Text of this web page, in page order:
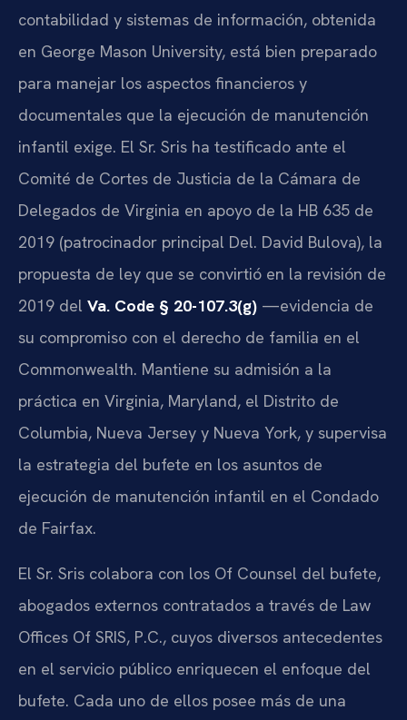
contabilidad y sistemas de información, obtenida
en George Mason University, está bien preparado
para manejar los aspectos financieros y
documentales que la ejecución de manutención
infantil exige. El Sr. Sris ha testificado ante el
Comité de Cortes de Justicia de la Cámara de
Delegados de Virginia en apoyo de la HB 635 de
2019 (patrocinador principal Del. David Bulova), la
propuesta de ley que se convirtió en la revisión de
2019 del Va. Code § 20-107.3(g) —evidencia de
su compromiso con el derecho de familia en el
Commonwealth. Mantiene su admisión a la
práctica en Virginia, Maryland, el Distrito de
Columbia, Nueva Jersey y Nueva York, y supervisa
la estrategia del bufete en los asuntos de
ejecución de manutención infantil en el Condado
de Fairfax.
El Sr. Sris colabora con los Of Counsel del bufete,
abogados externos contratados a través de Law
Offices Of SRIS, P.C., cuyos diversos antecedentes
en el servicio público enriquecen el enfoque del
bufete. Cada uno de ellos posee más de una